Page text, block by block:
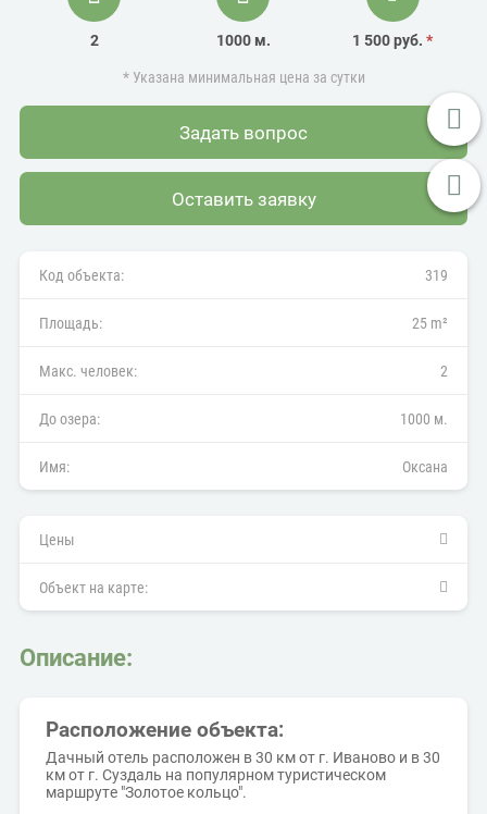
2 1000 м. 1 500 руб.*
* Указана минимальная цена за сутки
Задать вопрос
Оставить заявку
Код объекта: 319
Площадь: 25 m²
Макс. человек: 2
До озера: 1000 м.
Имя: Оксана
Цены
Объект на карте:
Описание:
Расположение объекта:
Дачный отель расположен в 30 км от г. Иваново и в 30
км от г. Суздаль на популярном туристическом
маршруте "Золотое кольцо".